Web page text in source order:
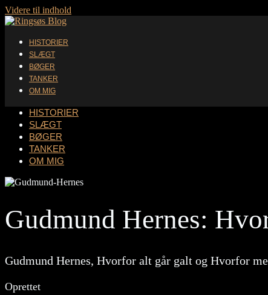
Videre til indhold
HISTORIER
SLÆGT
BØGER
TANKER
OM MIG
HISTORIER
SLÆGT
BØGER
TANKER
OM MIG
Gudmund Hernes:
Gudmund Hernes, Hvorfor alt går galt og Hvorfor
Oprettet